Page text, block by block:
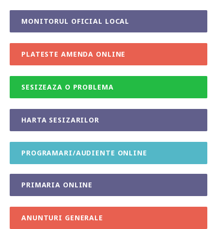
MONITORUL OFICIAL LOCAL
PLATESTE AMENDA ONLINE
SESIZEAZA O PROBLEMA
HARTA SESIZARILOR
PROGRAMARI/AUDIENTE ONLINE
PRIMARIA ONLINE
ANUNTURI GENERALE